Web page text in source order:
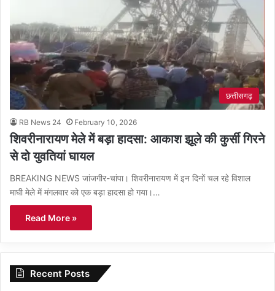
छत्तीसगढ़
RB News 24 February 10, 2026
शिवरीनारायण मेले में बड़ा हादसा: आकाश झूले की कुर्सी गिरने
से दो युवतियां घायल
BREAKING NEWS जांजगीर-चांपा। शिवरीनारायण में इन दिनों चल रहे विशाल
माघी मेले में मंगलवार को एक बड़ा हादसा हो गया।…
Read More »
Recent Posts